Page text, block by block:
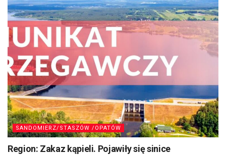
SANDOMIERZ/STASZÓW /OPATÓW
Region: Zakaz kąpieli. Pojawiły się sinice